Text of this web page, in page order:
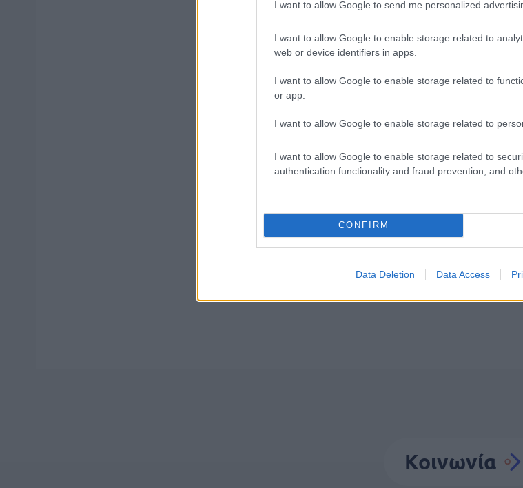
I want to allow Google to send me personalized
I want to allow Google to enable storage related to
web or device identifiers in apps.
I want to allow Google to enable storage related to
or app.
I want to allow Google to enable storage related to
I want to allow Google to enable storage related to
authentication functionality and fraud prevention, and
CONFIRM
Data Deletion Data Access
Ανοικτές 1.779 θέσεις εργασίας στο
ΥΠΕΣ: Προγραμματισμός προσλήψεων 2027
Στάδιο
Υπουργείο Εξωτερικών: Γραπτός για
Κοινωνία